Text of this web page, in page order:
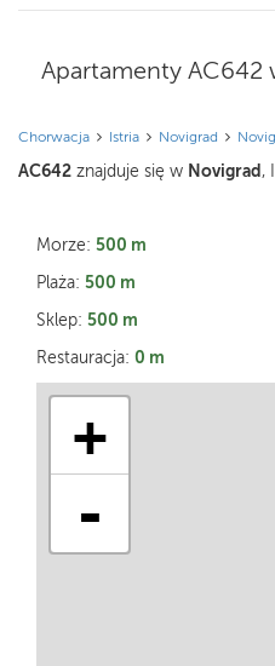
Apartamenty AC642
Chorwacja Istria Novigrad
AC642 znajduje się w Novigrad ,
Morze: 500 m
Plaża: 500 m
Sklep: 500 m
Restauracja: 0 m
+
-